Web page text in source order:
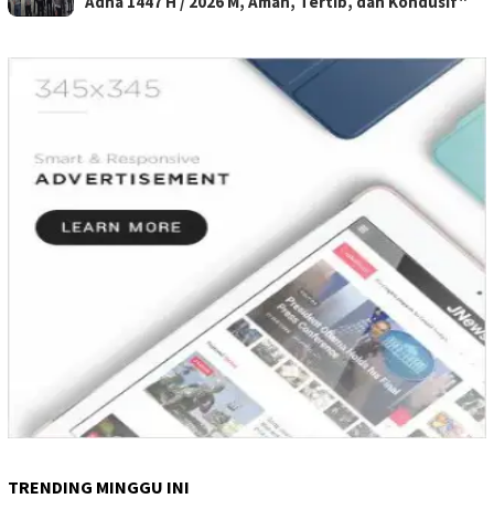
TRENDING MINGGU INI